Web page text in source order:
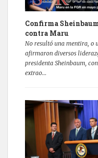
Confirma
contra Maru
No resultó una mentira, o
afirmaron diversos
presidenta Sheinbaum,
extrao...